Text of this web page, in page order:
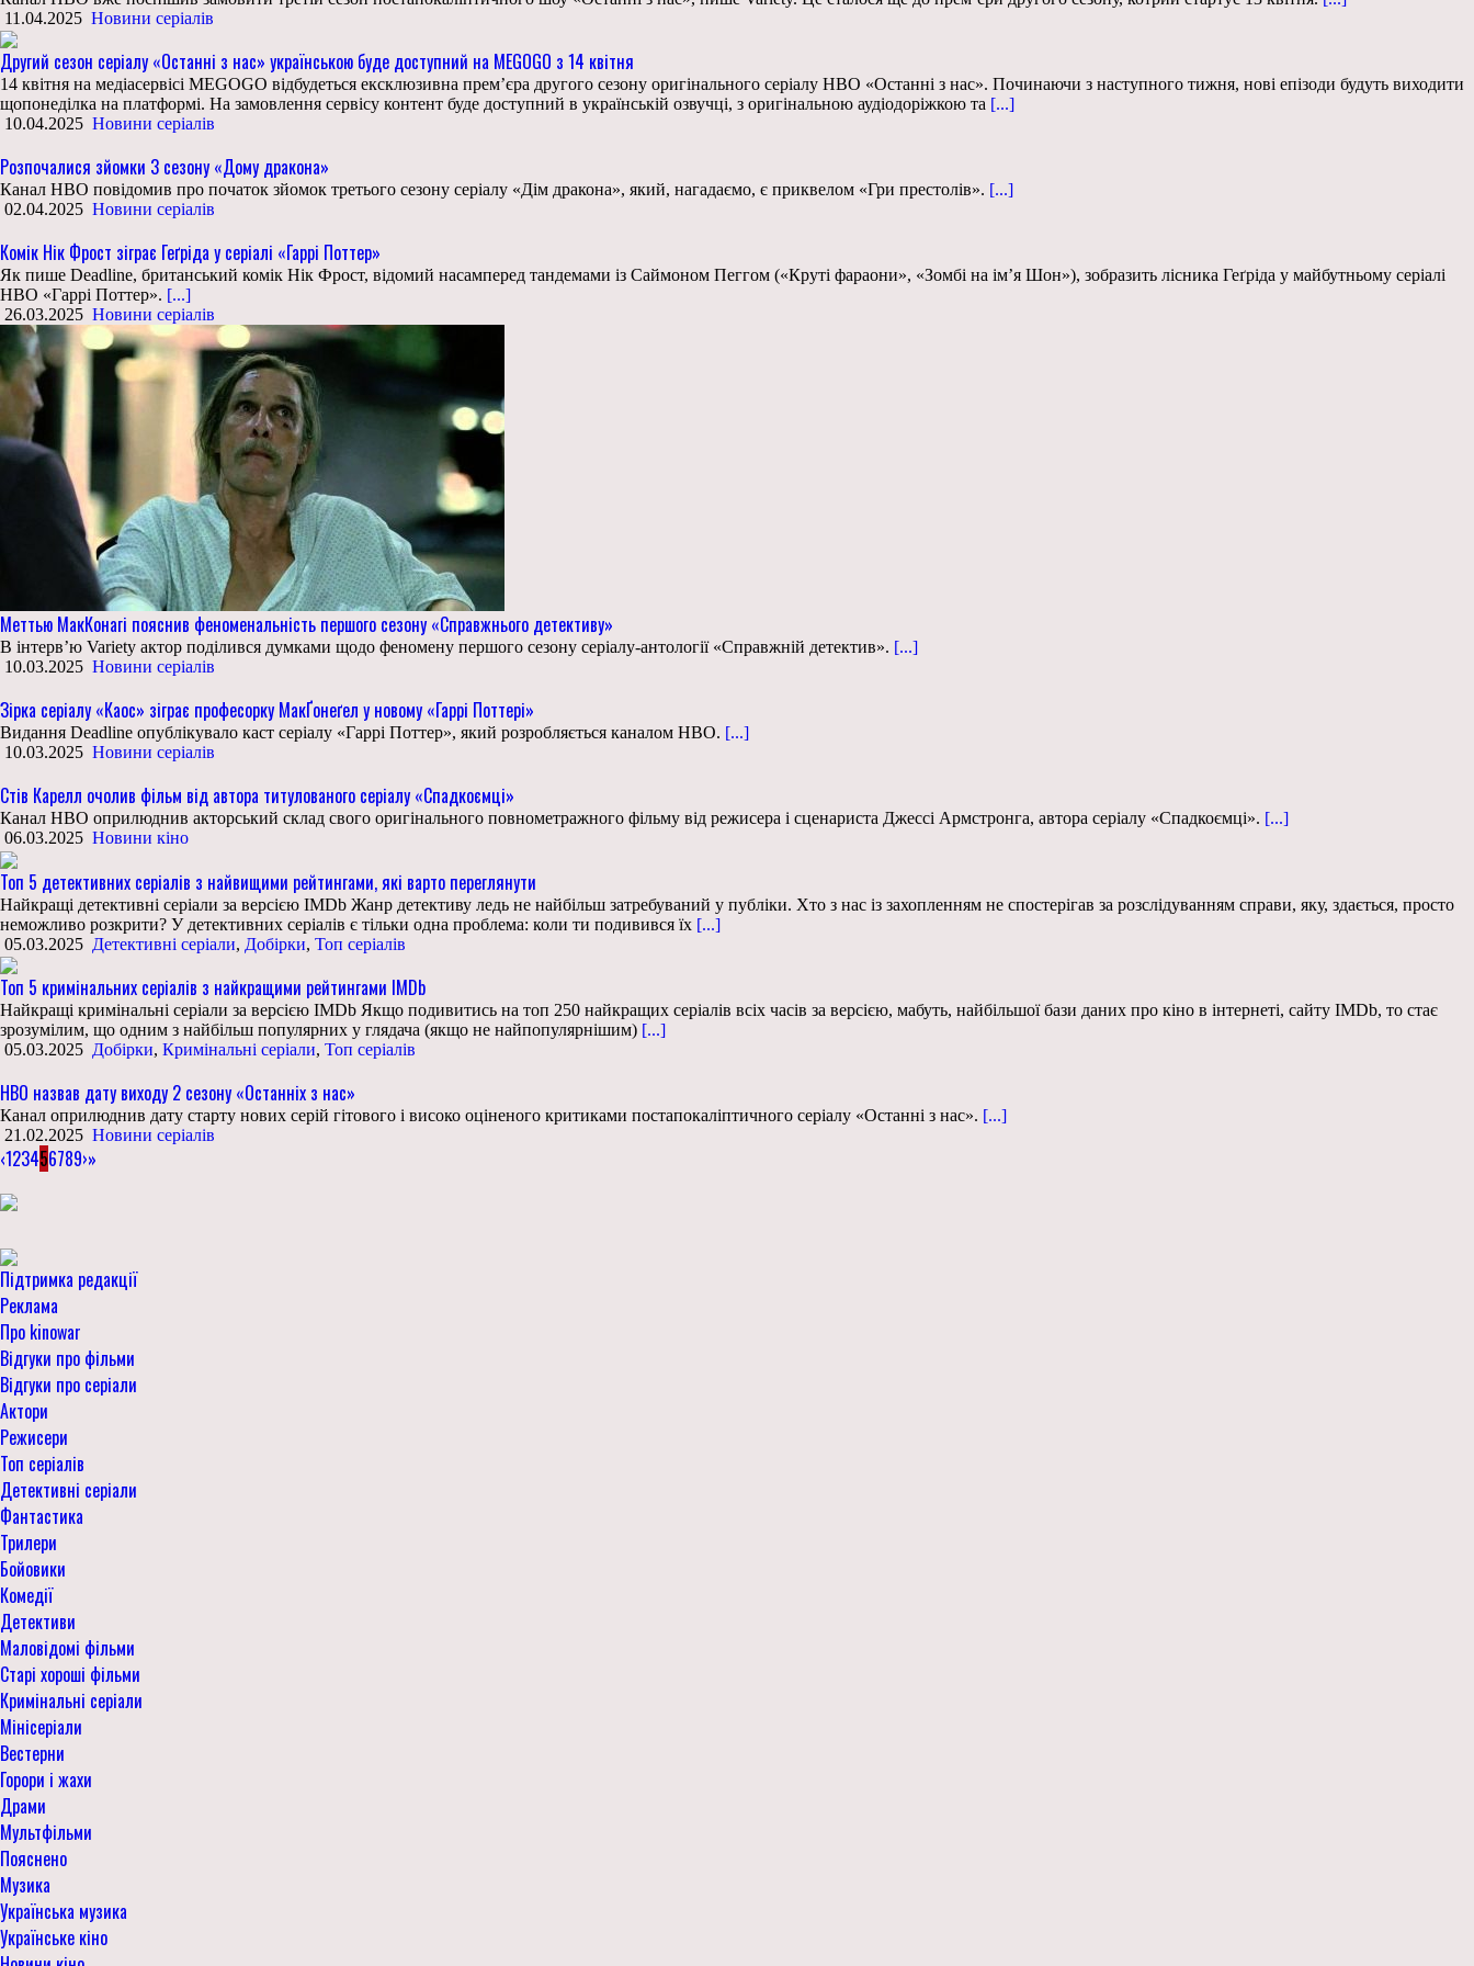
11.04.2025 Новини серіалів
Другий сезон серіалу «Останні з нас» українською буде доступний на MEGOGO з 14 квітня
14 квітня на медіасервісі MEGOGO відбудеться ексклюзивна прем’єра другого сезону оригінального серіалу HBO «Останні з нас». Починаючи з наступного тижня, нові епізоди будуть виходити
щопонеділка на платформі. На замовлення сервісу контент буде доступний в українській озвучці, з оригінальною аудіодоріжкою та [...]
10.04.2025 Новини серіалів
Розпочалися зйомки 3 сезону «Дому дракона»
Канал HBO повідомив про початок зйомок третього сезону серіалу «Дім дракона», який, нагадаємо, є приквелом «Гри престолів». [...]
02.04.2025 Новини серіалів
Комік Нік Фрост зіграє Геґріда у серіалі «Гаррі Поттер»
Як пише Deadline, британський комік Нік Фрост, відомий насамперед тандемами із Саймоном Пеггом («Круті фараони», «Зомбі на ім’я Шон»), зобразить лісника Геґріда у майбутньому серіалі
HBO «Гаррі Поттер». [...]
26.03.2025 Новини серіалів
Меттью МакКонагі пояснив феноменальність першого сезону «Справжнього детективу»
В інтерв’ю Variety актор поділився думками щодо феномену першого сезону серіалу-антології «Справжній детектив». [...]
10.03.2025 Новини серіалів
Зірка серіалу «Каос» зіграє професорку МакҐонеґел у новому «Гаррі Поттері»
Видання Deadline опублікувало каст серіалу «Гаррі Поттер», який розробляється каналом HBO. [...]
10.03.2025 Новини серіалів
Стів Карелл очолив фільм від автора титулованого серіалу «Спадкоємці»
Канал HBO оприлюднив акторський склад свого оригінального повнометражного фільму від режисера і сценариста Джессі Армстронга, автора серіалу «Спадкоємці». [...]
06.03.2025 Новини кіно
Топ 5 детективних серіалів з найвищими рейтингами, які варто переглянути
Найкращі детективні серіали за версією IMDb Жанр детективу ледь не найбільш затребуваний у публіки. Хто з нас із захопленням не спостерігав за розслідуванням справи, яку, здається, просто
неможливо розкрити? У детективних серіалів є тільки одна проблема: коли ти подивився їх [...]
05.03.2025 Детективні серіали, Добірки, Топ серіалів
Топ 5 кримінальних серіалів з найкращими рейтингами IMDb
Найкращі кримінальні серіали за версією IMDb Якщо подивитись на топ 250 найкращих серіалів всіх часів за версією, мабуть, найбільшої бази даних про кіно в інтернеті, сайту IMDb, то стає
зрозумілим, що одним з найбільш популярних у глядача (якщо не найпопулярнішим) [...]
05.03.2025 Добірки, Кримінальні серіали, Топ серіалів
HBO назвав дату виходу 2 сезону «Останніх з нас»
Канал оприлюднив дату старту нових серій гітового і високо оціненого критиками постапокаліптичного серіалу «Останні з нас». [...]
21.02.2025 Новини серіалів
‹123456789›»
Підтримка редакції
Реклама
Про kinowar
Відгуки про фільми
Відгуки про серіали
Актори
Режисери
Топ серіалів
Детективні серіали
Фантастика
Трилери
Бойовики
Комедії
Детективи
Маловідомі фільми
Старі хороші фільми
Кримінальні серіали
Мінісеріали
Вестерни
Горори і жахи
Драми
Мультфільми
Пояснено
Музика
Українська музика
Українське кіно